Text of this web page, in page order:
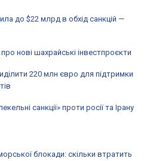
до $22 млрд в обхід санкцій —
нові шахрайські інвестпроєкти
220 млн євро для підтримки
санкції» проти росії та Ірану
блокади: скільки втратить